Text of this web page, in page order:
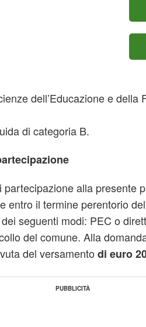
Professionale degli
dell’Educazione e della
di categoria B.
partecipazione alla presente
entro il termine perentorio
seguenti modi: PEC o
del comune. Alla
del versamento di euro